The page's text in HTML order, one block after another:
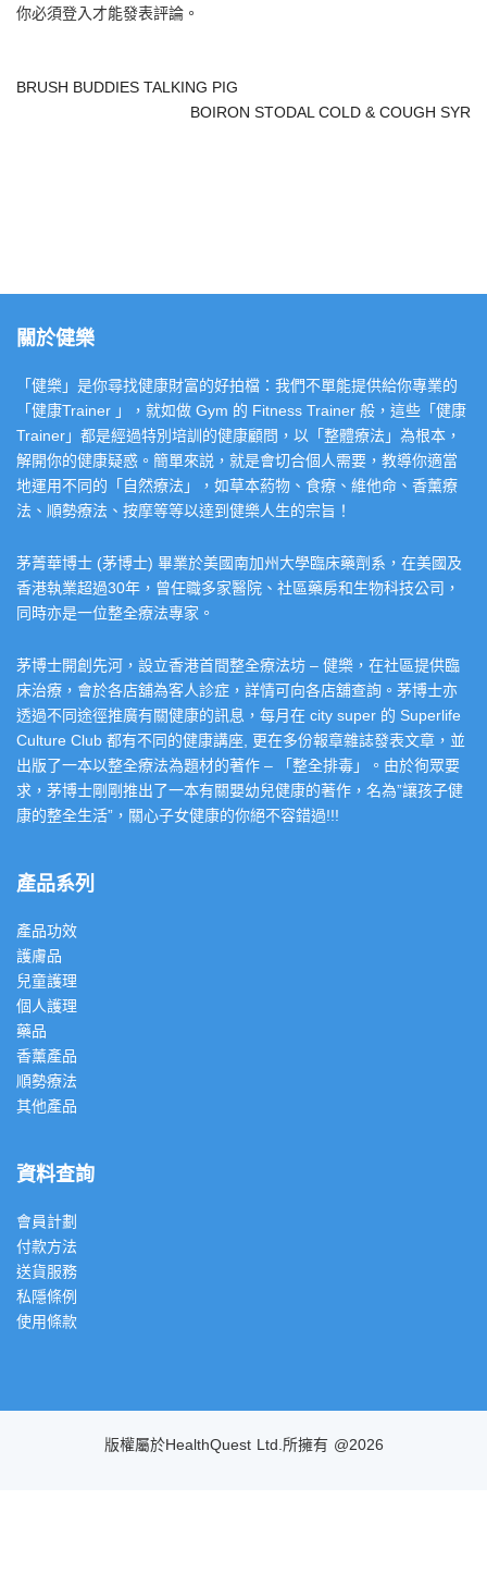
你必須登入 才能發表評論。
BRUSH BUDDIES TALKING PIG
BOIRON STODAL COLD & COUGH SYR
關於健樂
「健樂」是你尋找健康財富的好拍檔：我們不單能提供給你專業的
「健康Trainer 」，就如做 Gym 的 Fitness Trainer 般，這些「健康
Trainer」都是經過特別培訓的健康顧問，以「整體療法」為根本，
解開你的健康疑惑。簡單來説，就是會切合個人需要，教導你適當
地運用不同的「自然療法」，如草本葯物、食療、維他命、香薰療
法、順勢療法、按摩等等以達到健樂人生的宗旨！
茅菁華博士 (茅博士) 畢業於美國南加州大學臨床藥劑系，在美國及
香港執業超過30年，曾任職多家醫院、社區藥房和生物科技公司，
同時亦是一位整全療法專家。
茅博士開創先河，設立香港首間整全療法坊 – 健樂，在社區提供臨
床治療，會於各店舖為客人診症，詳情可向各店舖查詢。茅博士亦
透過不同途徑推廣有關健康的訊息，每月在 city super 的 Superlife
Culture Club 都有不同的健康講座, 更在多份報章雜誌發表文章，並
出版了一本以整全療法為題材的著作 – 「整全排毒」。由於徇眾要
求，茅博士剛剛推出了一本有關嬰幼兒健康的著作，名為”讓孩子健
康的整全生活”，關心子女健康的你絕不容錯過!!!
產品系列
產品功效
護膚品
兒童護理
個人護理
藥品
香薰產品
順勢療法
其他產品
資料查詢
會員計劃
付款方法
送貨服務
私隱條例
使用條款
版權屬於HealthQuest Ltd.所擁有 @2026